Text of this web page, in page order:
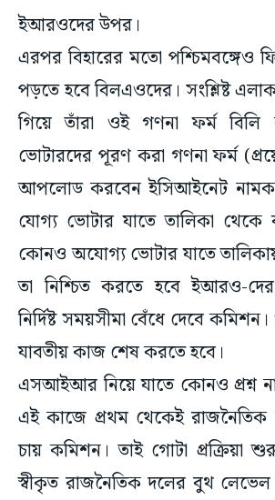
ইআরওদের উপর।
এরপর বিহারের মতো পশ্চিমবঙ্গেও
পড়তে হবে বিলএওদের। সংশ্লিষ্ট
গিয়ে তাঁরা ওই গণনা ফর্ম
ভোটারদের পূরণ করা গণনা ফর্ম
আপলোড করবেন ইসিআইনেট নামক
যোগ্য ভোটার যাতে তালিকা
কোনও অযোগ্য ভোটার যাতে
তা নিশ্চিত করতে হবে ইআরও-
নির্দিষ্ট সময়সীমা বেঁধে দেবে
যাবতীয় কাজ শেষ করতে হবে।
এসআইআর নিয়ে যাতে কোনও প্রশ্ন
এই কাজে প্রথম থেকেই
চায় কমিশন। তাই গোটা প্রক্রিয়া
স্বীকৃত রাজনৈতিক দলের বুথ লেভেল